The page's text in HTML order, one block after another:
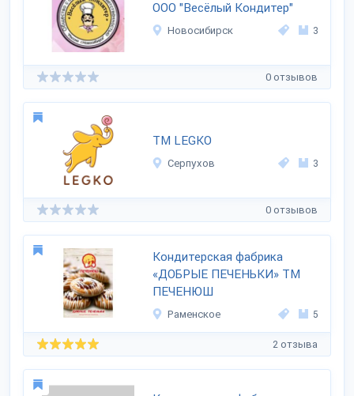
ООО "Весёлый Кондитер"
Новосибирск 3
0 отзывов
ТМ LEGKO
Серпухов 3
0 отзывов
Кондитерская фабрика
«ДОБРЫЕ ПЕЧЕНЬКИ» ТМ
ПЕЧЕНЮШ
Раменское 5
2 отзыва